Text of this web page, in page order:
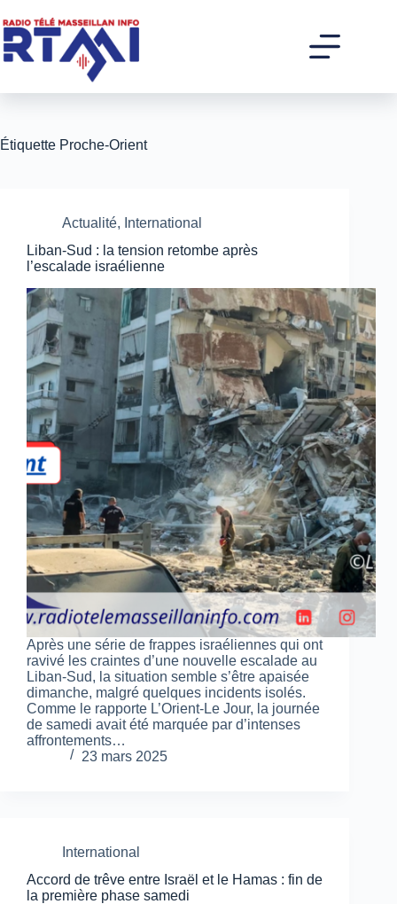
au
contenu
Étiquette Proche-Orient
Actualité, International
Liban-Sud : la tension retombe après
l’escalade israélienne
Après une série de frappes israéliennes qui ont
ravivé les craintes d’une nouvelle escalade au
Liban-Sud, la situation semble s’être apaisée
dimanche, malgré quelques incidents isolés.
Comme le rapporte L’Orient-Le Jour, la journée
de samedi avait été marquée par d’intenses
affrontements…
23 mars 2025
International
Accord de trêve entre Israël et le Hamas : fin de
la première phase samedi